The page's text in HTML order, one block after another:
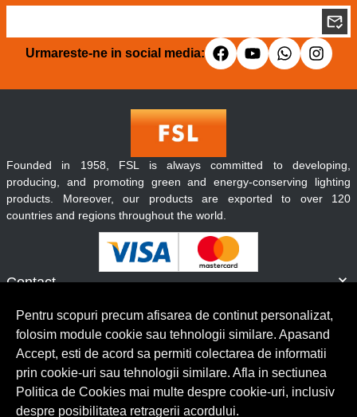
Urmareste-ne in social media:
Contact
Servicii clienti
Founded in 1958, FSL is always committed to developing,
producing, and promoting green and energy-conserving lighting
products. Moreover, our products are exported to over 120
countries and regions throughout the world.
© Copyright 2026 Lumilux. Toate drepturile rezervate.
Pentru scopuri precum afisarea de continut personalizat,
folosim module cookie sau tehnologii similare. Apasand
Accept, esti de acord sa permiti colectarea de informatii
prin cookie-uri sau tehnologii similare. Afla in sectiunea
Politica de Cookies mai multe despre cookie-uri, inclusiv
despre posibilitatea retragerii acordului.